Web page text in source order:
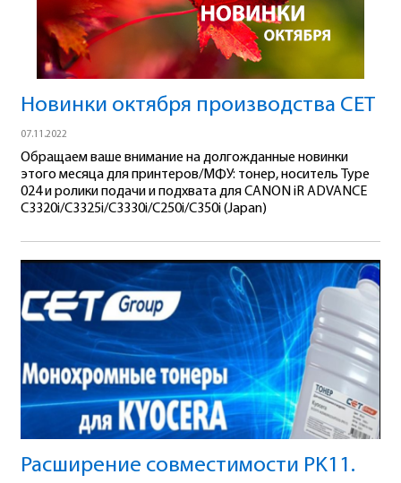
Новинки октября производства СЕТ
07.11.2022
Обращаем ваше внимание на долгожданные новинки
этого месяца для принтеров/МФУ: тонер, носитель Type
024 и ролики подачи и подхвата для CANON iR ADVANCE
C3320i/C3325i/C3330i/C250i/C350i (Japan)
Расширение совместимости PK11.